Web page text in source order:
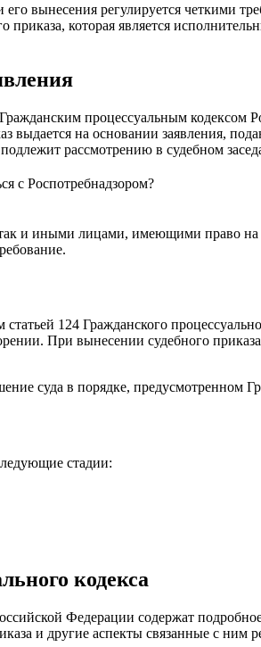
его вынесения регулируется
приказа, которая является
процессуальным
выдается на основании заявления,
рассмотрению в судебном
с Роспотребнадзором?
и иными лицами, имеющими право на
124 Гражданского
При вынесении судебного
суда в порядке,
стадии:
кодекса
Федерации содержат
и другие аспекты связанные с ним